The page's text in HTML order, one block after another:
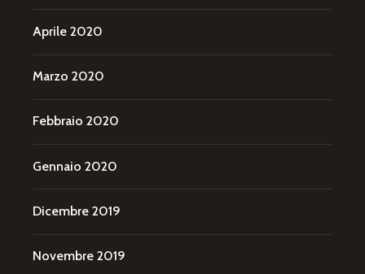
Aprile 2020
Marzo 2020
Febbraio 2020
Gennaio 2020
Dicembre 2019
Novembre 2019